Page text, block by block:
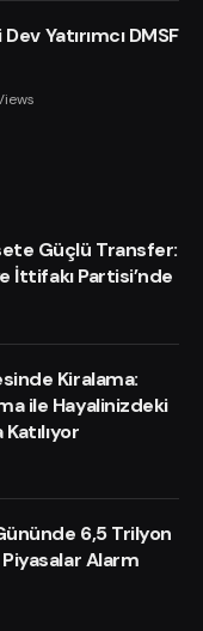
Dev Yatırımcı DMSF
Güçlü Transfer:
İttifakı Partisi’nde
Kiralama:
ile Hayalinizdeki
6,5 Trilyon
Alarm